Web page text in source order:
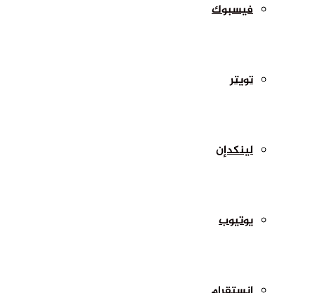
فيسبوك
تويتر
لينكدإن
يوتيوب